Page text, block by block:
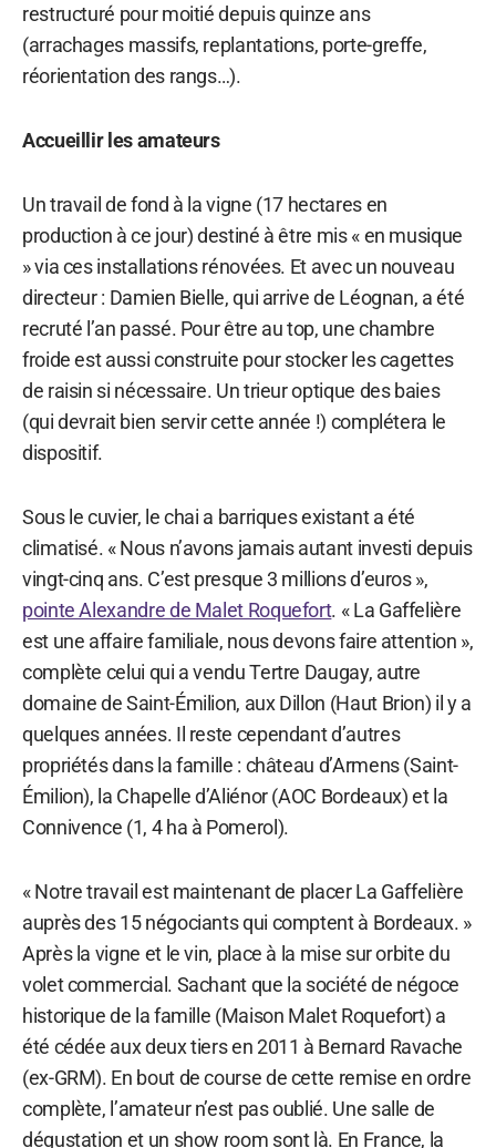
restructuré pour moitié depuis quinze ans
(arrachages massifs, replantations, porte-greffe,
réorientation des rangs…).
Accueillir les amateurs
Un travail de fond à la vigne (17 hectares en
production à ce jour) destiné à être mis « en musique
» via ces installations rénovées. Et avec un nouveau
directeur : Damien Bielle, qui arrive de Léognan, a été
recruté l’an passé. Pour être au top, une chambre
froide est aussi construite pour stocker les cagettes
de raisin si nécessaire. Un trieur optique des baies
(qui devrait bien servir cette année !) complétera le
dispositif.
Sous le cuvier, le chai a barriques existant a été
climatisé. « Nous n’avons jamais autant investi depuis
vingt-cinq ans. C’est presque 3 millions d’euros »,
pointe Alexandre de Malet Roquefort. « La Gaffelière
est une affaire familiale, nous devons faire attention »,
complète celui qui a vendu Tertre Daugay, autre
domaine de Saint-Émilion, aux Dillon (Haut Brion) il y a
quelques années. Il reste cependant d’autres
propriétés dans la famille : château d’Armens (Saint-
Émilion), la Chapelle d’Aliénor (AOC Bordeaux) et la
Connivence (1, 4 ha à Pomerol).
« Notre travail est maintenant de placer La Gaffelière
auprès des 15 négociants qui comptent à Bordeaux. »
Après la vigne et le vin, place à la mise sur orbite du
volet commercial. Sachant que la société de négoce
historique de la famille (Maison Malet Roquefort) a
été cédée aux deux tiers en 2011 à Bernard Ravache
(ex-GRM). En bout de course de cette remise en ordre
complète, l’amateur n’est pas oublié. Une salle de
dégustation et un show room sont là. En France, la